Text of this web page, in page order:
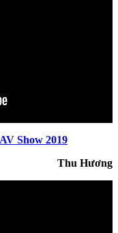
Show 2019
Thu Hương